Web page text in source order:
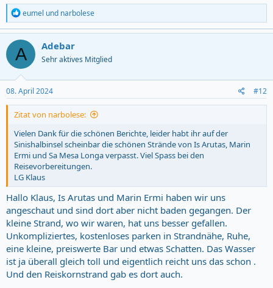
R
e
a
c
t
o
n
s
:
eumel und narbolese
A Adebar
Sehr aktives Mitglied
08. April 2024 #12
Zitat von narbolese:
Vielen Dank für die schönen Berichte, leider habt ihr auf der
Sinishalbinsel scheinbar die schönen Strände von Is Arutas, Marin
Ermi und Sa Mesa Longa verpasst. Viel Spass bei den
Reisevorbereitungen.
LG Klaus
Hallo Klaus, Is Arutas und Marin Ermi haben wir uns
angeschaut und sind dort aber nicht baden gegangen. Der
kleine Strand, wo wir waren, hat uns besser gefallen.
Unkompliziertes, kostenloses parken in Strandnähe, Ruhe,
eine kleine, preiswerte Bar und etwas Schatten. Das Wasser
ist ja überall gleich toll und eigentlich reicht uns das schon .
Und den Reiskornstrand gab es dort auch.